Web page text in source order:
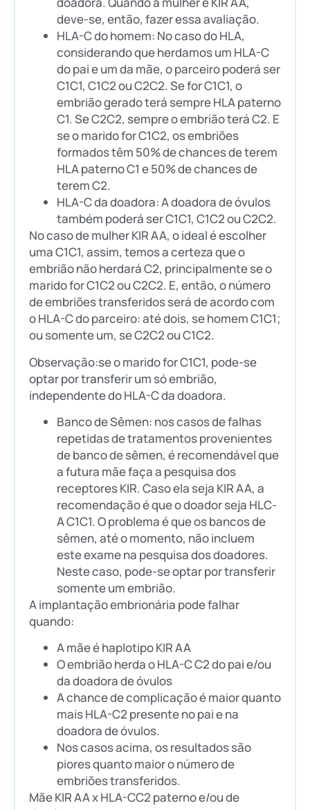
deve-se, então, fazer essa avaliação.
HLA-C do homem: No caso do HLA,
considerando que herdamos um HLA-C
do pai e um da mãe, o parceiro poderá ser
C1C1, C1C2 ou C2C2. Se for C1C1, o
embrião gerado terá sempre HLA paterno
C1. Se C2C2, sempre o embrião terá C2. E
se o marido for C1C2, os embriões
formados têm 50% de chances de terem
HLA paterno C1 e 50% de chances de
terem C2.
HLA-C da doadora: A doadora de óvulos
também poderá ser C1C1, C1C2 ou C2C2.
No caso de mulher KIR AA, o ideal é escolher
uma C1C1, assim, temos a certeza que o
embrião não herdará C2, principalmente se o
marido for C1C2 ou C2C2. E, então, o número
de embriões transferidos será de acordo com
o HLA-C do parceiro: até dois, se homem C1C1;
ou somente um, se C2C2 ou C1C2.
Observação:se o marido for C1C1, pode-se
optar por transferir um só embrião,
independente do HLA-C da doadora.
Banco de Sêmen: nos casos de falhas
repetidas de tratamentos provenientes
de banco de sêmen, é recomendável que
a futura mãe faça a pesquisa dos
receptores KIR. Caso ela seja KIR AA, a
recomendação é que o doador seja HLC-
A C1C1. O problema é que os bancos de
sêmen, até o momento, não incluem
este exame na pesquisa dos doadores.
Neste caso, pode-se optar por transferir
somente um embrião.
A implantação embrionária pode falhar
quando:
A mãe é haplotipo KIR AA
O embrião herda o HLA-C C2 do pai e/ou
da doadora de óvulos
A chance de complicação é maior quanto
mais HLA-C2 presente no pai e na
doadora de óvulos.
Nos casos acima, os resultados são
piores quanto maior o número de
embriões transferidos.
Mãe KIR AA x HLA-CC2 paterno e/ou de